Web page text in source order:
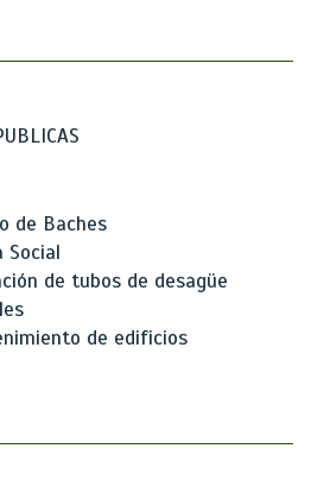
de Baches
Social
de tubos de desagüe
de edificios